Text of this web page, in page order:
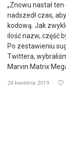
„Znowu nastał
nadszedł czas,
kodową. Jak
ilość nazw, część
Po zestawieniu
Twittera,
Marvin Matrix
24 kwietnia 2019